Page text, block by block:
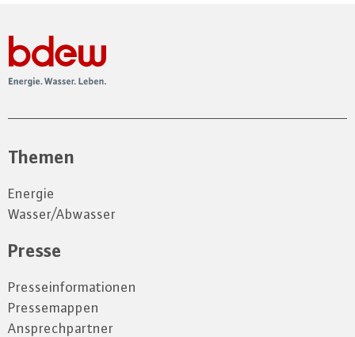
Themen
Energie
Wasser/Abwasser
Presse
Presseinformationen
Pressemappen
Ansprechpartner